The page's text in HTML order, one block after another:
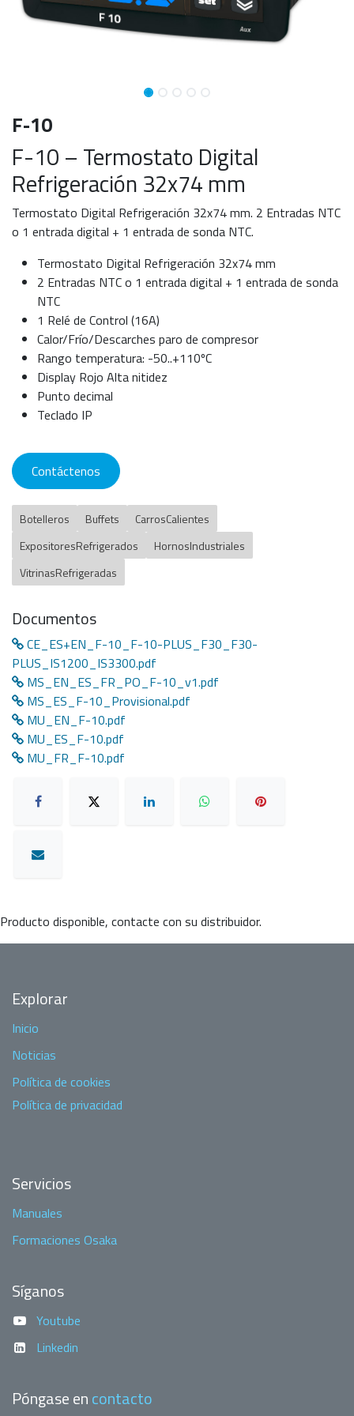
F-10
F-10 – Termostato Digital
Refrigeración 32x74 mm
Termostato Digital Refrigeración 32x74 mm. 2 Entradas NTC
o 1 entrada digital + 1 entrada de sonda NTC.
Termostato Digital Refrigeración 32x74 mm
2 Entradas NTC o 1 entrada digital + 1 entrada de sonda
NTC
1 Relé de Control (16A)
Calor/Frío/Descarches paro de compresor
Rango temperatura: -50..+110ºC
Display Rojo Alta nitidez
Punto decimal
Teclado IP
Contáctenos
Botelleros Buffets
CarrosCalientes
ExpositoresRefrigerados
HornosIndustriales
VitrinasRefrigeradas
Documentos
CE_ES+EN_F-10_F-10-PLUS_F30_F30-
PLUS_IS1200_IS3300.pdf
MS_EN_ES_FR_PO_F-10_v1.pdf
MS_ES_F-10_Provisional.pdf
MU_EN_F-10.pdf
MU_ES_F-10.pdf
MU_FR_F-10.pdf
Producto disponible, contacte con su distribuidor.
Explorar
Inicio
Noticias
Política de cookies
Política de privacidad
Servicios
Manuales
Formaciones Osaka
Síganos
Youtube
Linkedin
Póngase encontacto